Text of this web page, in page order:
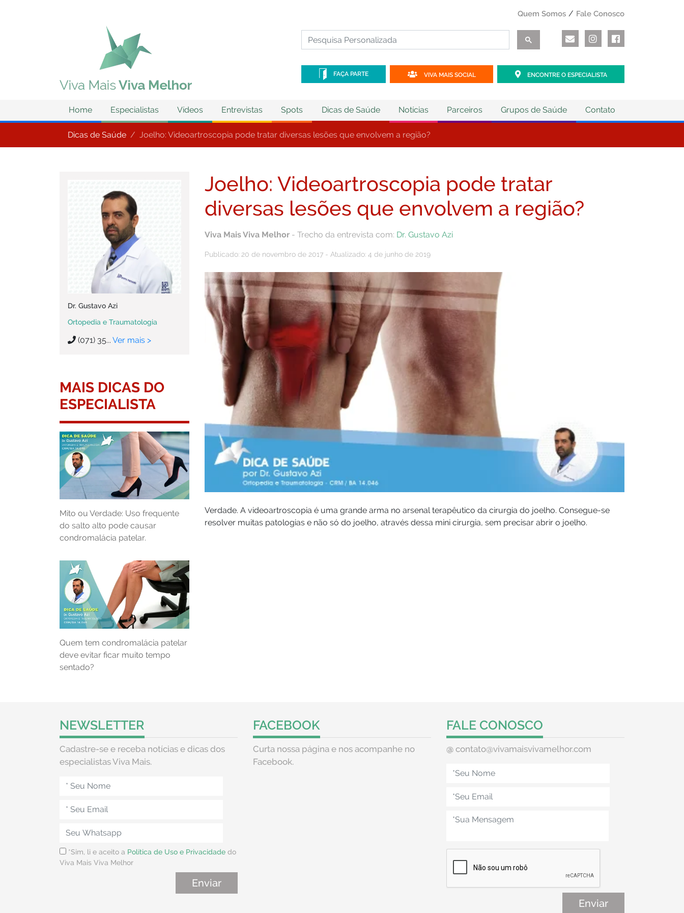
Quem Somos Fale Conosco
FAÇA PARTE VIVA MAIS SOCIAL ENCONTRE O ESPECIALISTA
Home Especialistas Vídeos Entrevistas Spots Dicas de Saúde Notícias Parceiros Grupos de Saúde Contato
Dicas de Saúde Joelho: Videoartroscopia pode tratar diversas lesões que envolvem a região?
Dr. Gustavo Azi
Ortopedia e Traumatologia
(071) 35... Ver mais >
MAIS DICAS DO
ESPECIALISTA
Mito ou Verdade: Uso frequente
do salto alto pode causar
condromalácia patelar.
Quem tem condromalácia patelar
deve evitar ficar muito tempo
sentado?
Joelho: Videoartroscopia pode tratar
diversas lesões que envolvem a região?
Viva Mais Viva Melhor - Trecho da entrevista com: Dr. Gustavo Azi
Publicado: 20 de novembro de 2017 - Atualizado: 4 de junho de 2019
Verdade. A videoartroscopia é uma grande arma no arsenal terapêutico da cirurgia do joelho. Consegue-se
resolver muitas patologias e não só do joelho, através dessa mini cirurgia, sem precisar abrir o joelho.
NEWSLETTER
Cadastre-se e receba notícias e dicas dos
especialistas Viva Mais.
*Sim, li e aceito a Política de Uso e Privacidade do
Viva Mais Viva Melhor
FACEBOOK
Curta nossa página e nos acompanhe no
Facebook.
FALE CONOSCO
@ contato@vivamaisvivamelhor.com